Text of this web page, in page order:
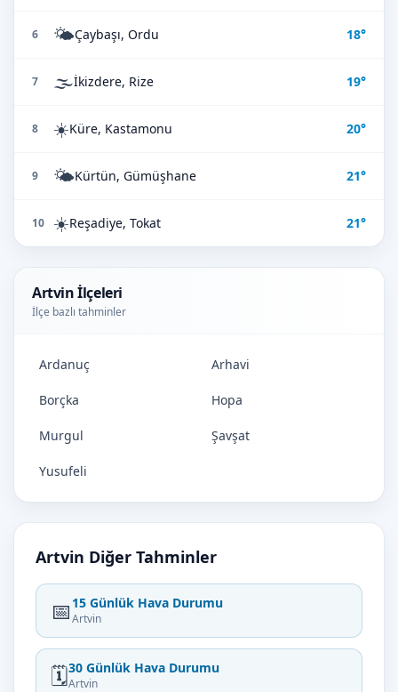
6 🌤️Çaybaşı, Ordu 18°
7 🌫️İkizdere, Rize 19°
8 ☀️Küre, Kastamonu 20°
9 🌤️Kürtün, Gümüşhane 21°
10 ☀️Reşadiye, Tokat 21°
Artvin İlçeleri
İlçe bazlı tahminler
Ardanuç Arhavi
Borçka Hopa
Murgul Şavşat
Yusufeli
Artvin Diğer Tahminler
📅 15 Günlük Hava Durumu
Artvin
🗓️30 Günlük Hava Durumu
Artvin